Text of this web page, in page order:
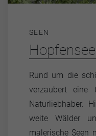
SEEN
Rund um die
verzaubert eine
Naturliebhaber.
weite Wälder
malerische Seen